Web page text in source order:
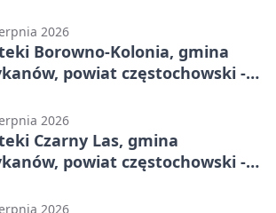
2026
Borowno-Kolonia, gmina
powiat częstochowski -
2026
Czarny Las, gmina
powiat częstochowski -
2026